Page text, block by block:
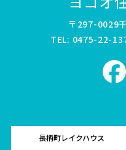
〒297-0029
TEL: 0475-22-
長柄町レイクハウス